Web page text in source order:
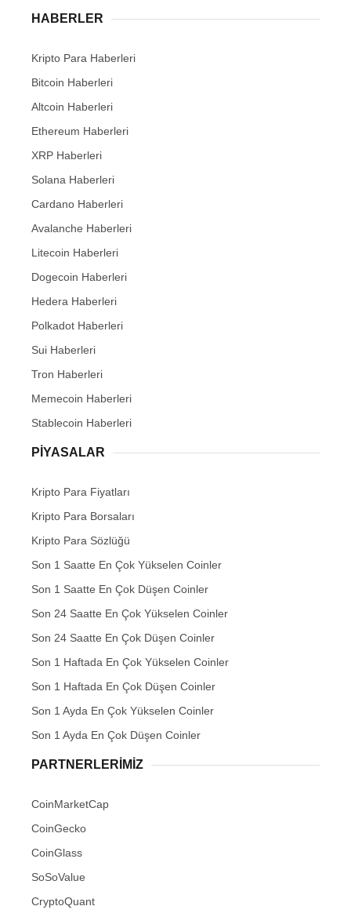
HABERLER
Kripto Para Haberleri
Bitcoin Haberleri
Altcoin Haberleri
Ethereum Haberleri
XRP Haberleri
Solana Haberleri
Cardano Haberleri
Avalanche Haberleri
Litecoin Haberleri
Dogecoin Haberleri
Hedera Haberleri
Polkadot Haberleri
Sui Haberleri
Tron Haberleri
Memecoin Haberleri
Stablecoin Haberleri
PIYASALAR
Kripto Para Fiyatları
Kripto Para Borsaları
Kripto Para Sözlüğü
Son 1 Saatte En Çok Yükselen Coinler
Son 1 Saatte En Çok Düşen Coinler
Son 24 Saatte En Çok Yükselen Coinler
Son 24 Saatte En Çok Düşen Coinler
Son 1 Haftada En Çok Yükselen Coinler
Son 1 Haftada En Çok Düşen Coinler
Son 1 Ayda En Çok Yükselen Coinler
Son 1 Ayda En Çok Düşen Coinler
PARTNERLERIMIZ
CoinMarketCap
CoinGecko
CoinGlass
SoSoValue
CryptoQuant